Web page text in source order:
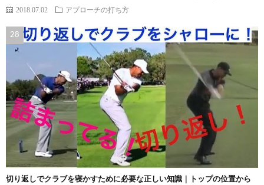
2018.07.02 アプローチの打ち方
切り返しでクラブを寝かすために必要な正しい知識｜トップの位置から